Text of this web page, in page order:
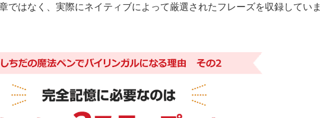
ではなく、実際にネイティブによって厳選されたフレーズを収録していま